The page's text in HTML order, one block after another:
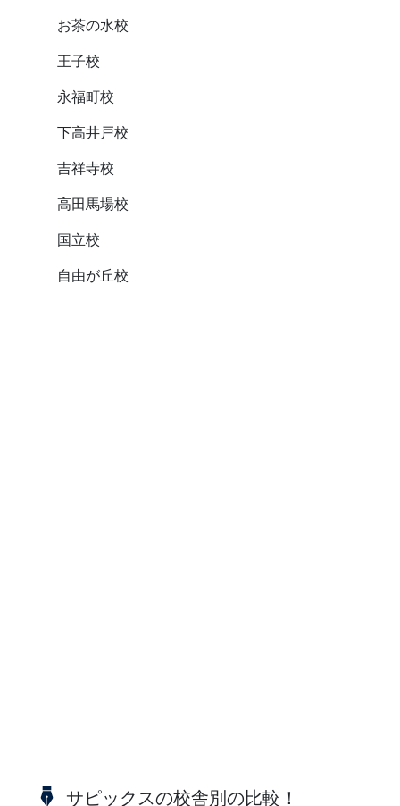
お茶の水校
王子校
永福町校
下高井戸校
吉祥寺校
高田馬場校
国立校
自由が丘校
サピックスの校舎別の比較！